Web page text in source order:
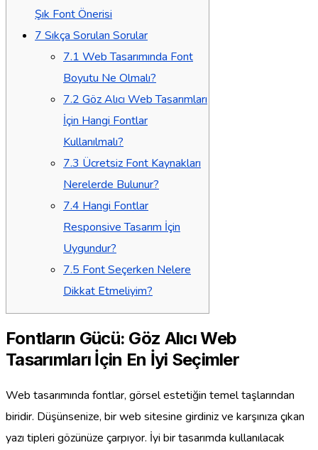
Şık Font Önerisi
7 Sıkça Sorulan Sorular
7.1 Web Tasarımında Font
Boyutu Ne Olmalı?
7.2 Göz Alıcı Web Tasarımları
İçin Hangi Fontlar
Kullanılmalı?
7.3 Ücretsiz Font Kaynakları
Nerelerde Bulunur?
7.4 Hangi Fontlar
Responsive Tasarım İçin
Uygundur?
7.5 Font Seçerken Nelere
Dikkat Etmeliyim?
Fontların Gücü: Göz Alıcı Web
Tasarımları İçin En İyi Seçimler
Web tasarımında fontlar, görsel estetiğin temel taşlarından
biridir. Düşünsenize, bir web sitesine girdiniz ve karşınıza çıkan
yazı tipleri gözünüze çarpıyor. İyi bir tasarımda kullanılacak